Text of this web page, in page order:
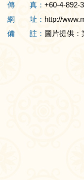
傳 真： +60-4-892-
網 址： http://
備 註： 圖片提供：